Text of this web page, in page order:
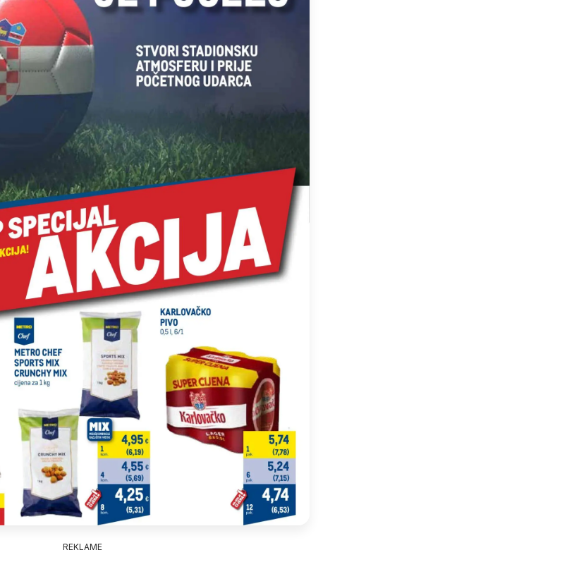
REKLAME